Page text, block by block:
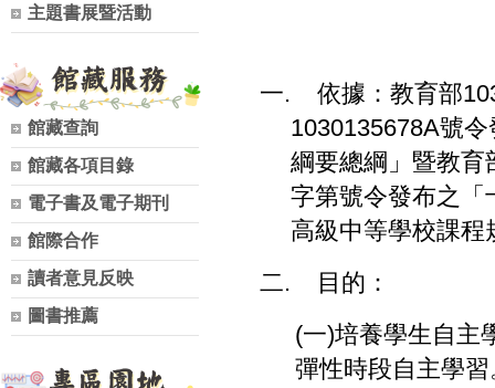
主題書展暨活動
館藏查詢
館藏各項目錄
電子書及電子期刊
館際合作
讀者意見反映
圖書推薦
一. 依據：教育部
1030135678A號令
綱要總綱」暨教育
字第號令發布之「
高級中等學校課程
二.
目的：
(一)培養學生自主
彈性時段自主學習